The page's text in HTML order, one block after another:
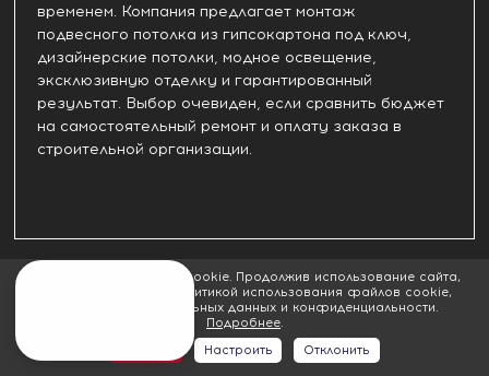
временем. Компания предлагает монтаж
подвесного потолка из гипсокартона под ключ,
дизайнерские потолки, модное освещение,
эксклюзивную отделку и гарантированный
результат. Выбор очевиден, если сравнить бюджет
на самостоятельный ремонт и оплату заказа в
строительной организации.
Последние отзывы
Мы используем файлы cookie. Продолжив использование сайта,
Вы соглашаетесь с политикой использования файлов cookie,
обработки персональных данных и конфиденциальности.
Подробнее.
Настроить Отклонить